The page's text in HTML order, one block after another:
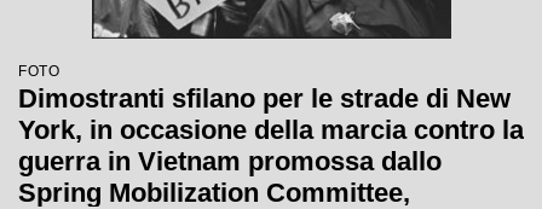
FOTO
Dimostranti sfilano per le strade di New
York, in occasione della marcia contro la
guerra in Vietnam promossa dallo
Spring Mobilization Committee,